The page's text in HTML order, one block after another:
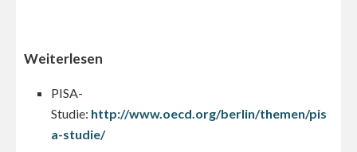
Weiterlesen
PISA-
Studie: http://www.oecd.org/berlin/themen/pis
a-studie/